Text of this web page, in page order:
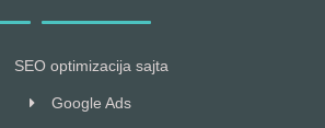
SEO optimizacija sajta
Google Ads